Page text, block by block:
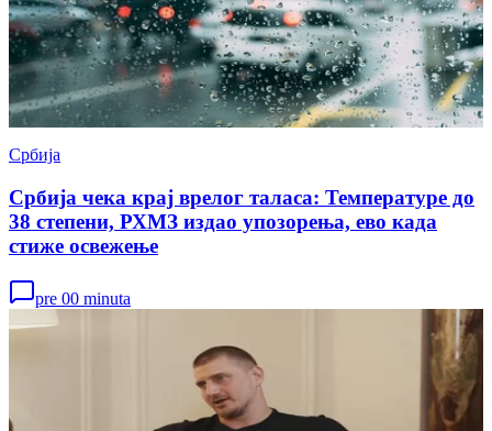
Србија
Србија чека крај врелог таласа: Температуре до
38 степени, РХМЗ издао упозорења, ево када
стиже освежење
pre 00 minuta